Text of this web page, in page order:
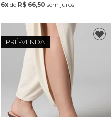
6xde R$ 66,50 sem juros
PRÉ-VENDA